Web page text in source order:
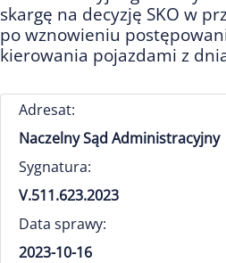
skargę na decyzję SKO w
po wznowieniu
kierowania pojazdami z
Adresat:
Naczelny Sąd Administracyjny
Sygnatura:
V.511.623.2023
Data sprawy:
2023-10-16